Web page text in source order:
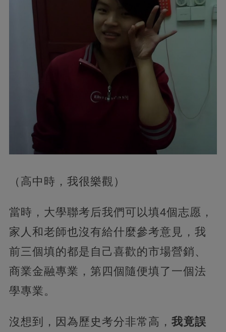
（高中時，我很樂觀）
當時，大學聯考后我們可以填4個志愿，
家人和老師也沒有給什麼參考意見，我
前三個填的都是自己喜歡的市場營銷、
商業金融專業，第四個隨便填了一個法
學專業。
沒想到，因為歷史考分非常高， 我竟誤